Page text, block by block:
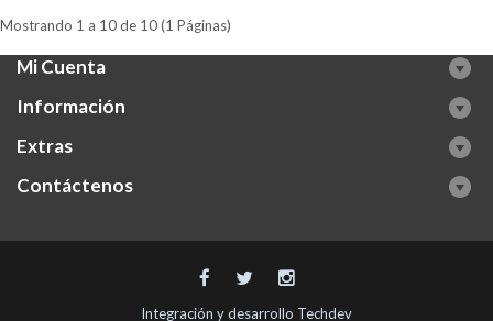
Mostrando 1 a 10 de 10 (1 Páginas)
Mi Cuenta
Información
Extras
Contáctenos
Integración y desarrollo Techdev